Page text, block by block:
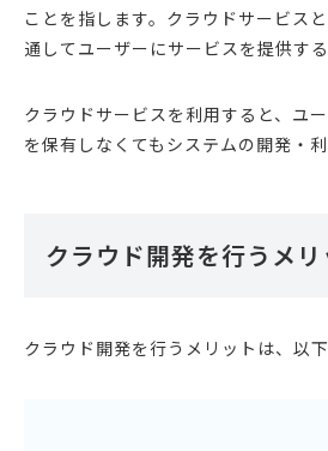
ことを指します。クラウドサービス
通してユーザーにサービスを提供する
クラウドサービスを利用すると、ユ
を保有しなくてもシステムの開発・
クラウド開発を行うメ
クラウド開発を行うメリットは、以下